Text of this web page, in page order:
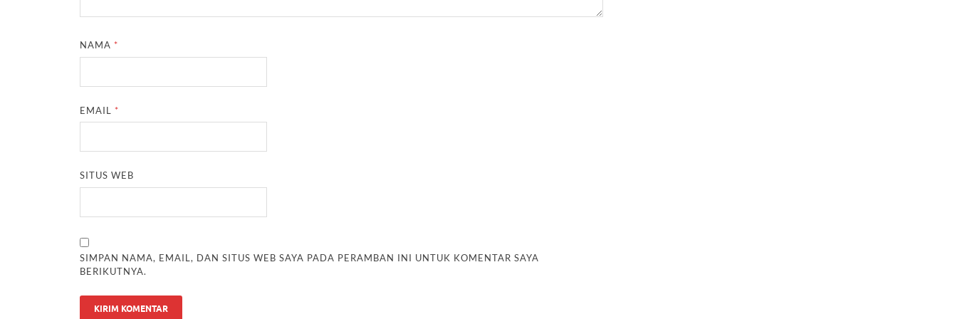
NAMA *
EMAIL *
SITUS WEB
SIMPAN NAMA, EMAIL, DAN SITUS WEB SAYA PADA PERAMBAN INI UNTUK KOMENTAR SAYA
BERIKUTNYA.